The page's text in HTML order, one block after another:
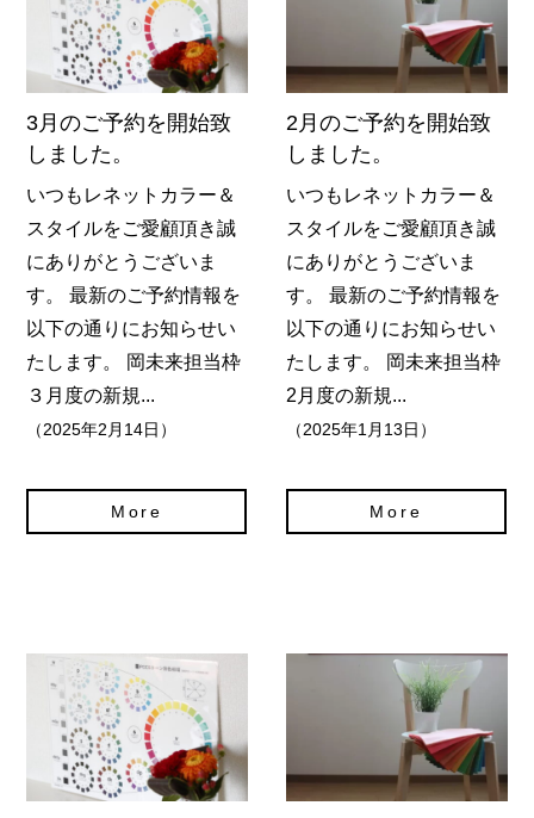
3月のご予約を開始致
しました。
いつもレネットカラー＆
スタイルをご愛顧頂き誠
にありがとうございま
す。 最新のご予約情報を
以下の通りにお知らせい
たします。 岡未来担当枠
３月度の新規...
（2025年2月14日）
More
2月のご予約を開始致
しました。
いつもレネットカラー＆
スタイルをご愛顧頂き誠
にありがとうございま
す。 最新のご予約情報を
以下の通りにお知らせい
たします。 岡未来担当枠
2月度の新規...
（2025年1月13日）
More